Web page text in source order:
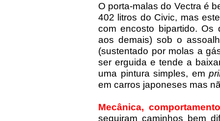
O porta-malas do Vectra é
402 litros do Civic, mas
com encosto bipartido.
aos demais) sob o
(sustentado por molas a
ser erguida e tende a
uma pintura simples, em
em carros japoneses mas
Mecânica,
seguiram caminhos bem